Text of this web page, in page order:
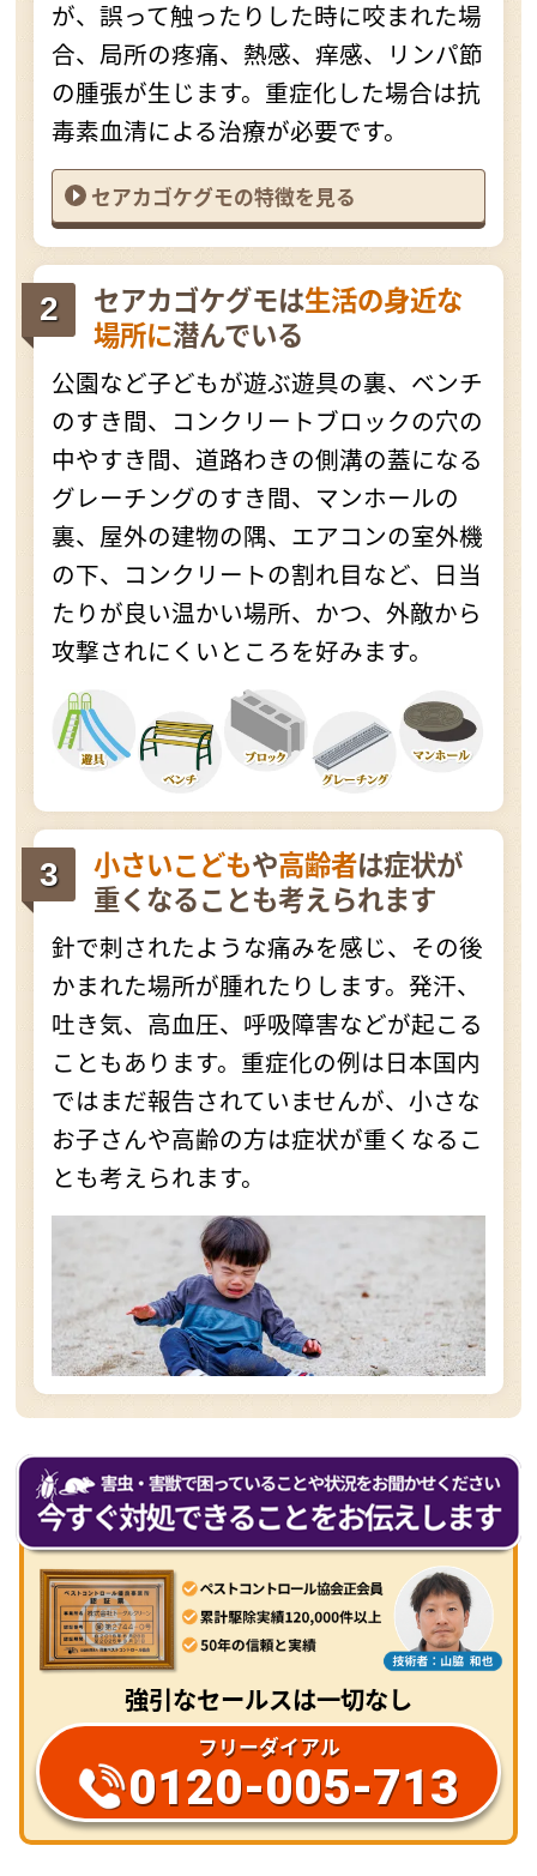
が、誤って触ったりした時に咬まれた場
合、局所の疼痛、熱感、痒感、リンパ節
の腫張が生じます。重症化した場合は抗
毒素血清による治療が必要です。
セアカゴケグモの特徴を見る
セアカゴケグモは生活の身近な
場所に潜んでいる
公園など子どもが遊ぶ遊具の裏、ベンチ
のすき間、コンクリートブロックの穴の
中やすき間、道路わきの側溝の蓋になる
グレーチングのすき間、マンホールの
裏、屋外の建物の隅、エアコンの室外機
の下、コンクリートの割れ目など、日当
たりが良い温かい場所、かつ、外敵から
攻撃されにくいところを好みます。
小さいこどもや高齢者は症状が
重くなることも考えられます
針で刺されたような痛みを感じ、その後
かまれた場所が腫れたりします。発汗、
吐き気、高血圧、呼吸障害などが起こる
こともあります。重症化の例は日本国内
ではまだ報告されていませんが、小さな
お子さんや高齢の方は症状が重くなるこ
とも考えられます。
強引なセールスは一切なし
フリーダイアル
0120-005-713